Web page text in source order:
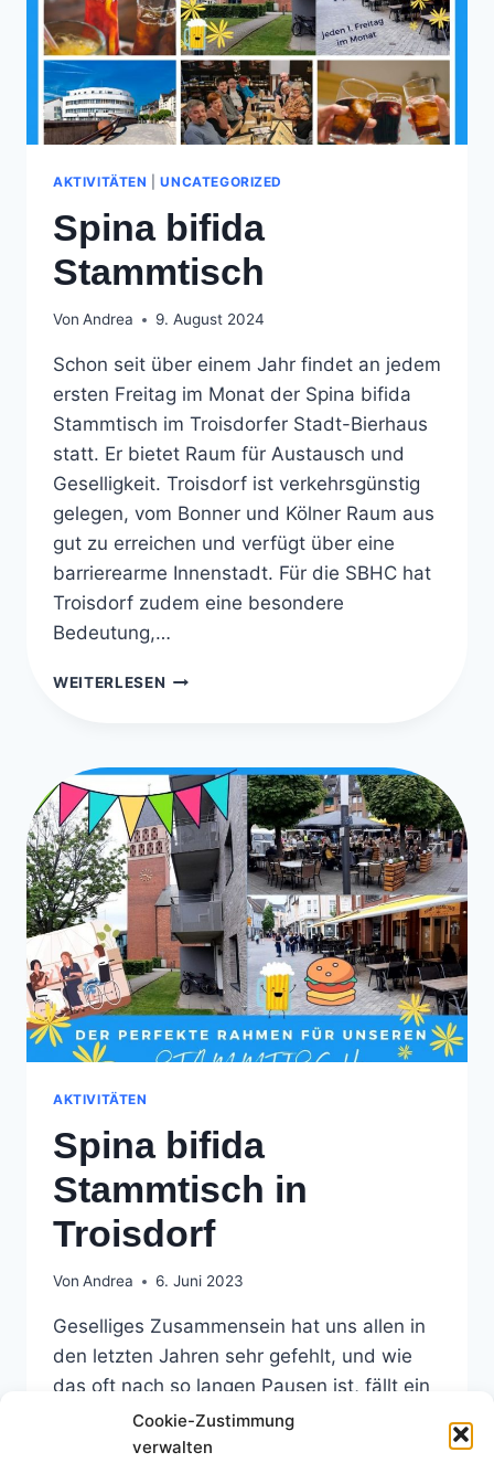
Cookie-Zustimmung
verwalten
AKTIVITÄTEN |UNCATEGORIZED
Spina bifida
Stammtisch
Von Andrea 9. August 2024
Schon seit über einem Jahr findet an jedem
ersten Freitag im Monat der Spina bifida
Stammtisch im Troisdorfer Stadt-Bierhaus
statt. Er bietet Raum für Austausch und
Geselligkeit. Troisdorf ist verkehrsgünstig
gelegen, vom Bonner und Kölner Raum aus
gut zu erreichen und verfügt über eine
barrierearme Innenstadt. Für die SBHC hat
Troisdorf zudem eine besondere
Bedeutung,…
WEITERLESEN SPINA
AKTIVITÄTEN
Spina bifida
Stammtisch in
Troisdorf
Von Andrea 6. Juni 2023
Geselliges Zusammensein hat uns allen in
den letzten Jahren sehr gefehlt, und wie
das oft nach so langen Pausen ist, fällt ein
Neustart manchmal schwer. Am letzten
Freitag jedoch war es endlich so weit.